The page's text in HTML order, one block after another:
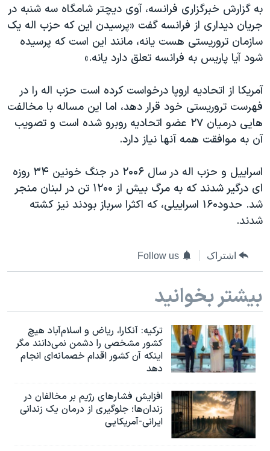
حقوق شهروندی
اقتصادی
علم و فناوری
اسرائیل در جنگ
گالری عکس
آرشیو پخش زنده
انتخابات ریاست جمهوری آمریکا ۲۰۲۴
حمله جمهوری اسلامی به اسرائیل
رمز مهسا
ورزش زنان در ایران
اعتراضات زن، زندگی، آزادی
مجموعه مستندهای دادخواهی
دادگاه حمید نوری
چهل سال گروگان‌گیری
قانون شفافیت دارائی کادر رهبری ایران
اسرائیل در جنگ
همایش محافظه‌کاران آمریکا «سی‌پک»
صفحه‌های ویژه
سفر پرزیدنت ترامپ به چین
به گزارش خبرگزاری فرانسه، آوی دیچتر شامگاه سه شنبه در
جریان دیداری از فرانسه گفت «پرسیدن این که حزب اله یک
سازمان تروریستی هست یانه، مانند این است که پرسیده
شود آیا پاریس به فرانسه تعلق دارد یانه.»
آمریکا از اتحادیه اروپا درخواست کرده است حزب اله را در
فهرست تروریستی خود قرار دهد، اما این مساله با مخالفت
هایی درمیان ۲۷ عضو اتحادیه روبرو شده است و تصویب
آن به موافقت همه آنها نیاز دارد.
اسراییل و حزب اله در سال ۲۰۰۶ در جنگ خونین ۳۴ روزه
ای درگیر شدند که به مرگ بیش از ۱۲۰۰ تن در لبنان منجر
شد. حدود۱۶۰ اسراییلی، که اکثرا سرباز بودند نیز کشته
شدند.
اشتراک Follow us
بیشتر بخوانید
ترکیه: آنکارا، ریاض و اسلام‌آباد هیچ
کشور مشخصی را دشمن نمی‌دانند مگر
اینکه آن کشور اقدام خصمانه‌ای انجام
دهد
افزایش فشارهای رژیم بر مخالفان در
زندان‌ها؛ جلوگیری از درمان یک زندانی
ایرانی-آمریکایی